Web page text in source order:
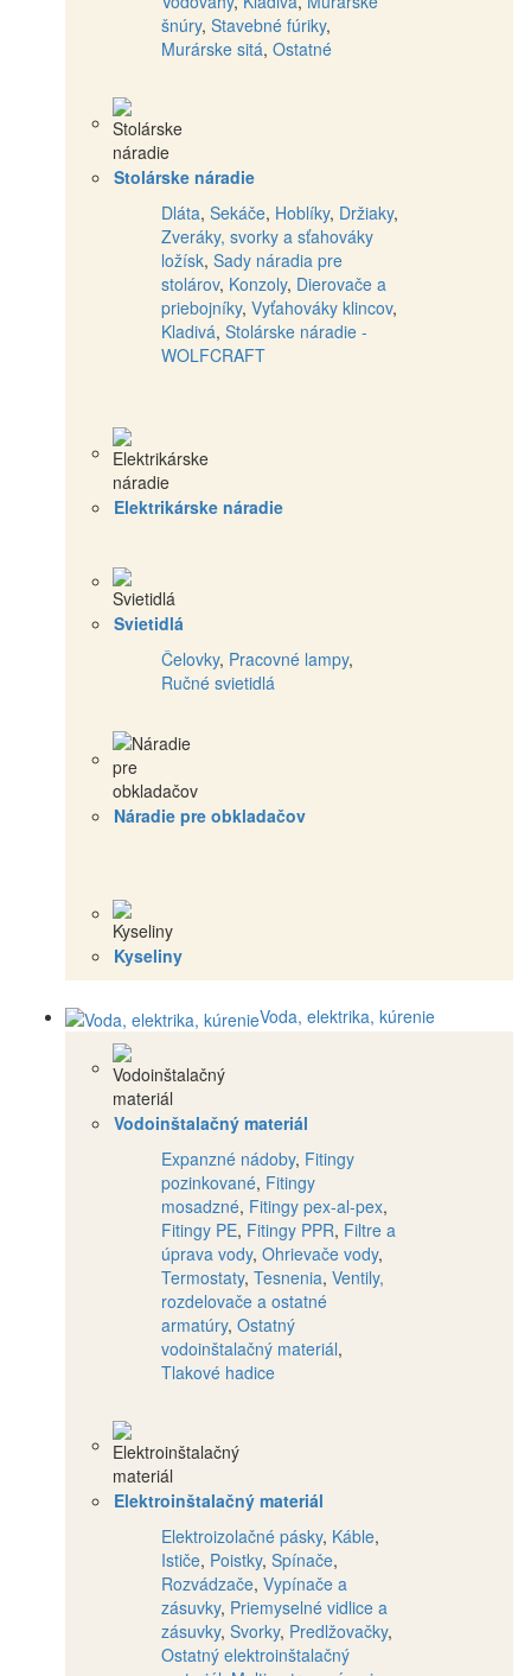
šnúry, Stavebné fúriky,
Murárske sitá, Ostatné
Stolárske náradie
Dláta, Sekáče, Hoblíky, Držiaky,
Zveráky, svorky a sťahováky
ložísk, Sady náradia pre
stolárov, Konzoly, Dierovače a
priebojníky, Vyťahováky klincov,
Kladivá, Stolárske náradie -
WOLFCRAFT
Elektrikárske náradie
Svietidlá
Čelovky, Pracovné lampy,
Ručné svietidlá
Náradie pre obkladačov
Kyseliny
Voda, elektrika, kúrenie
Vodoinštalačný materiál
Expanzné nádoby, Fitingy
pozinkované, Fitingy
mosadzné, Fitingy pex-al-pex,
Fitingy PE, Fitingy PPR, Filtre a
úprava vody, Ohrievače vody,
Termostaty, Tesnenia, Ventily,
rozdelovače a ostatné
armatúry, Ostatný
vodoinštalačný materiál,
Tlakové hadice
Elektroinštalačný materiál
Elektroizolačné pásky, Káble,
Ističe, Poistky, Spínače,
Rozvádzače, Vypínače a
zásuvky, Priemyselné vidlice a
zásuvky, Svorky, Predlžovačky,
Ostatný elektroinštalačný